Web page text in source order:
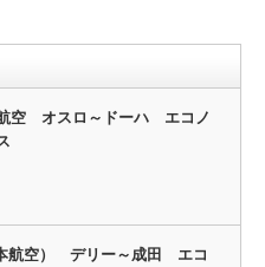
空 オスロ～ドーハ エコノ
航空） デリー～成田 エコ